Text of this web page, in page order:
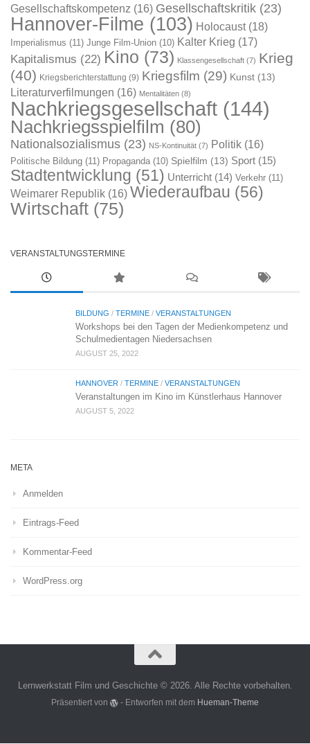
Gesellschaftskompetenz (16) Gesellschaftskritik (23)
Hannover-Filme (103) Holocaust(18)
Imperialismus (11) Junge Film-Union (10) Kalter Krieg (17)
Kapitalismus (22) Kino (73) Klassengesellschaft (7) Krieg
(40) Kriegsberichterstattung (9) Kriegsfilm (29) Kunst (13)
Literaturverfilmungen (16) Mentalitäten (8)
Nachkriegsgesellschaft (144)
Nachkriegsspielfilm (80)
Nationalsozialismus (23) NS-Kontinuität (7) Politik (16)
Politische Bildung (11) Propaganda (10) Spielfilm (13) Sport (15)
Stadtentwicklung (51) Unterricht (14) Verkehr (11)
Weimarer Republik (16) Wiederaufbau (56)
Wirtschaft (75)
VERANSTALTUNGSTERMINE
BILDUNG / TERMINE / VERANSTALTUNGEN
Workshops bei den Tagen der Medienkompetenz und
Schulmedientagen Niedersachsen
AUGUST 25, 2022
HANNOVER / TERMINE / VERANSTALTUNGEN
Veranstaltungen im Kino im Künstlerhaus Hannover
AUGUST 5, 2022
META
Anmelden
Eintrags-Feed
Kommentar-Feed
WordPress.org
Lernwerkstatt Film und Geschichte © 2026. Alle Rechte vorbehalten.
Präsentiert von - Entworfen mit dem Hueman-Theme